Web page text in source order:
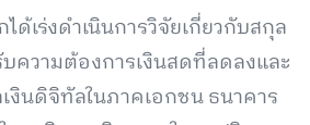
ด้เร่งดำเนินการวิจัยเกี่ยวกับสกุล
ความต้องการเงินสดที่ลดลงและ
งินดิจิทัลในภาคเอกชน ธนาคาร